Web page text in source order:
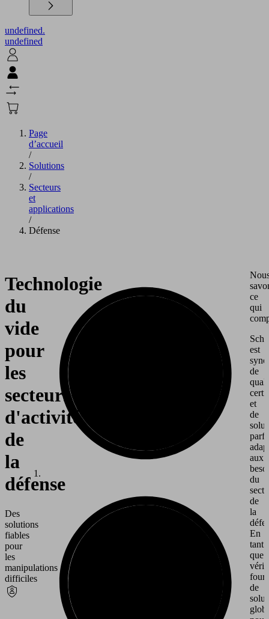
undefined.
undefined
Page
d’accueil
/
Solutions
/
Secteurs
et
applications
/
Défense
Technologie
du
vide
pour
les
secteurs
d'activité
de
la
défense
Des
solutions
fiables
pour
les
manipulations
difficiles
ce
qui
est
de
et
de
aux
du
de
la
En
tant
que
de